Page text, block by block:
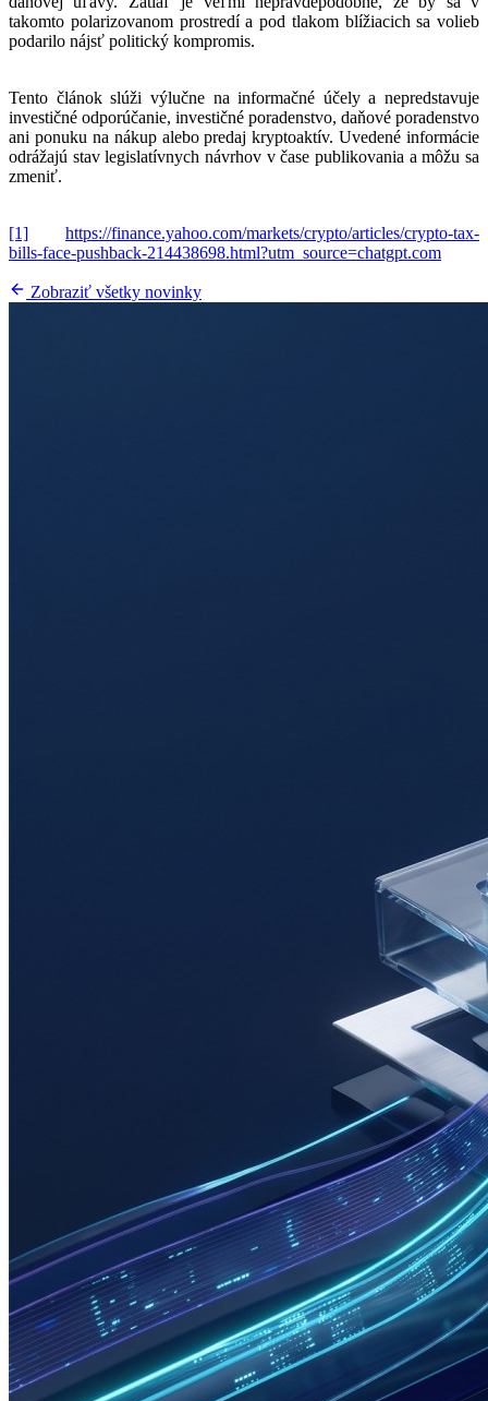
takomto polarizovanom prostredí a pod tlakom blížiacich sa volieb
podarilo nájsť politický kompromis.
Tento článok slúži výlučne na informačné účely a nepredstavuje
investičné odporúčanie, investičné poradenstvo, daňové poradenstvo
ani ponuku na nákup alebo predaj kryptoaktív. Uvedené informácie
odrážajú stav legislatívnych návrhov v čase publikovania a môžu sa
zmeniť.
[1]
https://finance.yahoo.com/markets/crypto/articles/crypto-tax-
bills-face-pushback-214438698.html?utm_source=chatgpt.com
Zobraziť všetky novinky